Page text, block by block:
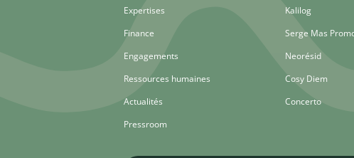
Expertises
Finance
Engagements
Ressources humaines
Actualités
Pressroom
Kalilog
Serge Mas
Neorésid
Cosy Diem
Concerto